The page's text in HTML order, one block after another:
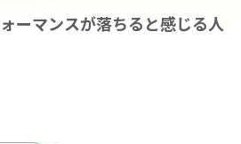
ーマンスが落ちると感じる人